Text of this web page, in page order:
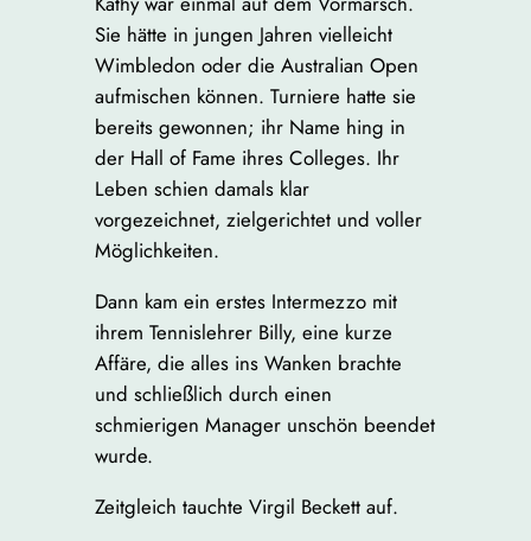
Sie hätte in jungen Jahren vielleicht
Wimbledon oder die Australian Open
aufmischen können. Turniere hatte sie
bereits gewonnen; ihr Name hing in
der Hall of Fame ihres Colleges. Ihr
Leben schien damals klar
vorgezeichnet, zielgerichtet und voller
Möglichkeiten.
Dann kam ein erstes Intermezzo mit
ihrem Tennislehrer Billy, eine kurze
Affäre, die alles ins Wanken brachte
und schließlich durch einen
schmierigen Manager unschön beendet
wurde.
Zeitgleich tauchte Virgil Beckett auf.